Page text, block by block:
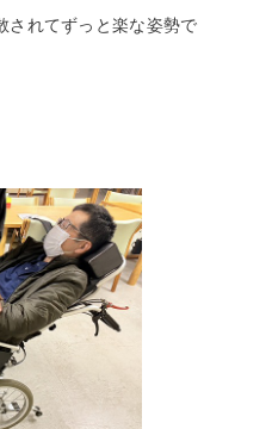
されてずっと楽な姿勢で